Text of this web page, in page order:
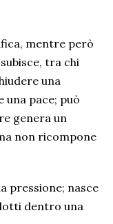
mentre però
tra chi
una
pace; può
genera un
non ricompone
pressione; nasce
dentro una